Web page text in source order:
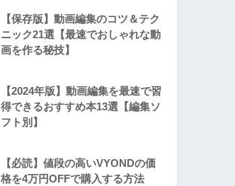
【保存版】動画編集のコツ＆テク
ニック21選【最速でおしゃれな動
画を作る秘技】
【2024年版】動画編集を最速で習
得できるおすすめ本13選【編集ソ
フト別】
【必読】値段の高いVYONDの価
格を4万円OFFで購入する方法